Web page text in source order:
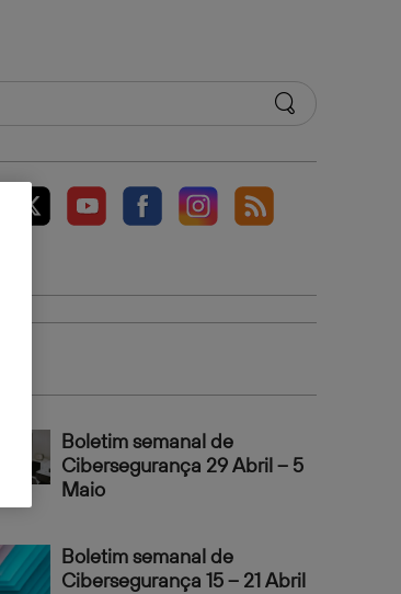
Boletim semanal de
Cibersegurança 29 Abril – 5
Maio
Boletim semanal de
Cibersegurança 15 – 21 Abril